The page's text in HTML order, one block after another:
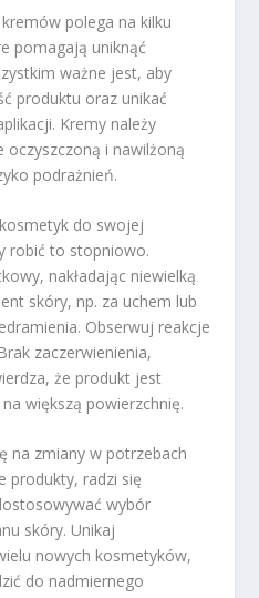
kremów polega na kilku
pomagają uniknąć
ważne jest, aby
produktu oraz unikać
Kremy należy
oczyszczoną i nawilżoną
podrażnień.
do swojej
robić to stopniowo.
nakładając niewielką
skóry, np. za uchem lub
Obserwuj reakcje
zaczerwienienia,
że produkt jest
większą powierzchnię.
na zmiany w potrzebach
produkty, radzi się
wybór
skóry. Unikaj
nowych kosmetyków,
do nadmiernego